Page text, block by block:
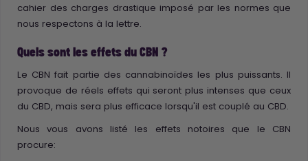
cahier des charges drastique imposé par les normes que
nous respectons à la lettre.
Quels sont les effets du CBN ?
Le CBN fait partie des cannabinoïdes les plus puissants. Il
provoque de réels effets qui seront plus intenses que ceux
du CBD, mais sera plus efficace lorsqu'il est couplé au CBD.
Nous vous avons listé les effets notoires que le CBN
procure: